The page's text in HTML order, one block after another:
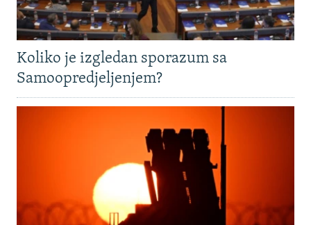
Koliko je izgledan sporazum sa
Samoopredjeljenjem?